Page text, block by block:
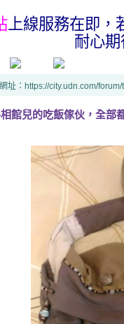
上線服務在即，
耐心
址：https://city.udn.com/
館兒的吃飯傢伙，全部